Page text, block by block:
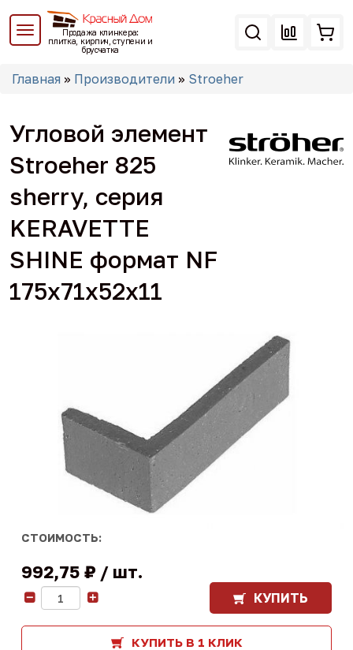
Перейти
основному
Продажа клинкера:
плитка, кирпич, ступени и
брусчатка
Вы
Главная » Производители » Stroeher
Угловой элемент
Stroeher 825
sherry, серия
KERAVETTE
SHINE формат NF
175х71х52х11
СТОИМОСТЬ:
992,75 ₽ шт.
КУПИТЬ
КУПИТЬ В 1 КЛИК